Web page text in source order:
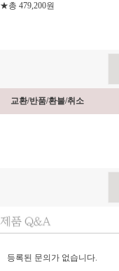
★총 479,200원
교환/반품/환불/취소
등록된 문의가 없습니다.